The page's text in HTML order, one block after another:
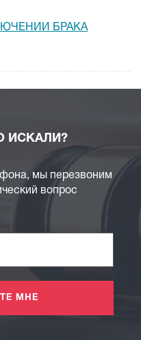
БРАКА
ИСКАЛИ?
мы перезвоним
вопрос
МНЕ